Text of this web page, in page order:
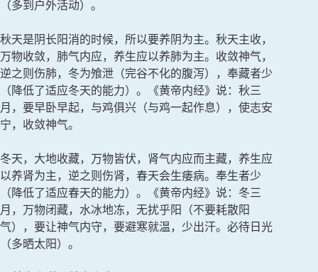
（多到户外活动）。
秋天是阴长阳消的时候，所以要养阴为主。秋天主收，
万物收敛，肺气内应，养生应以养肺为主。收敛神气，
逆之则伤肺，冬为飧泄（完谷不化的腹泻），奉藏者少
（降低了适应冬天的能力）。《黄帝内经》说：秋三
月，要早卧早起，与鸡俱兴（与鸡一起作息），使志安
宁，收敛神气。
冬天，大地收藏，万物皆伏，肾气内应而主藏，养生应
以养肾为主，逆之则伤肾，春天会生痿病。奉生者少
（降低了适应春天的能力）。《黄帝内经》说：冬三
月，万物闭藏，水冰地冻，无扰乎阳（不要耗散阳
气），要让神气内守，要避寒就温，少出汗。必待日光
（多晒太阳）。